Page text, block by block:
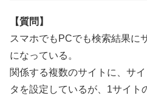
【質問】
スマホでもPCでも検索結果に
になっている。
関係する複数のサイトに、サ
タを設定しているが、1サイト